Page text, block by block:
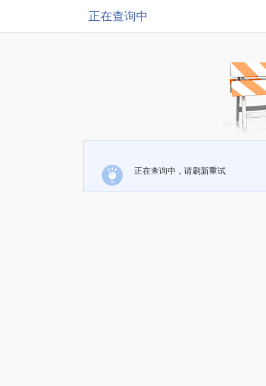
正在查询中
正在查询中，请刷新重试